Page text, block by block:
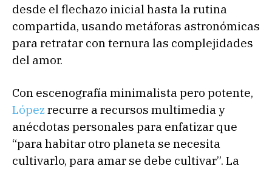
desde el flechazo inicial hasta la rutina
compartida, usando metáforas astronómicas
para retratar con ternura las complejidades
del amor.
Con escenografía minimalista pero potente,
López recurre a recursos multimedia y
anécdotas personales para enfatizar que
“para habitar otro planeta se necesita
cultivarlo, para amar se debe cultivar”. La